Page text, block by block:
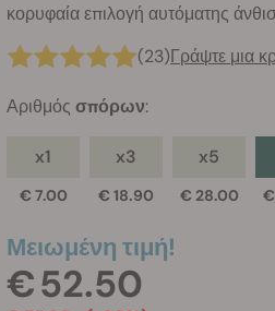
κορυφαία επιλογή αυτόματης
(23)Γράψτε μια
Αριθμόςσπόρων:
x1
€ 7.00
x3
€ 18.90
x5
€ 28.00
Μειωμένη τιμή!
€ 52.50